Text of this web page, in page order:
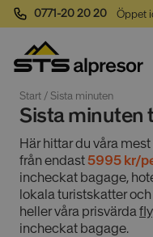
0771-20 20 20 Öppet
Start / Sista minuten
Sista minuten
Här hittar du våra
från endast5995 kr/
incheckat bagage,
lokala turistskatter
heller våra prisvärda
incheckat bagage.